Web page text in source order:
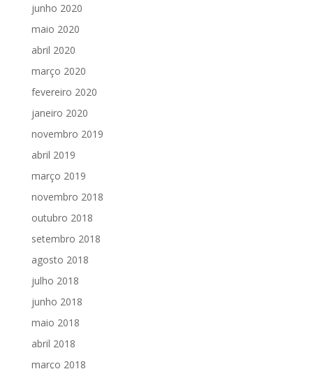
junho 2020
maio 2020
abril 2020
março 2020
fevereiro 2020
janeiro 2020
novembro 2019
abril 2019
março 2019
novembro 2018
outubro 2018
setembro 2018
agosto 2018
julho 2018
junho 2018
maio 2018
abril 2018
março 2018